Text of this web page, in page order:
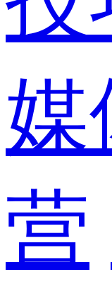
媒
营